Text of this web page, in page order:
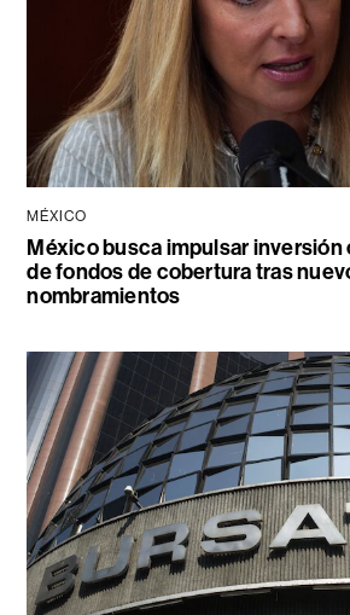
MÉXICO
México busca impulsar
de fondos de cobertura tras
nombramientos